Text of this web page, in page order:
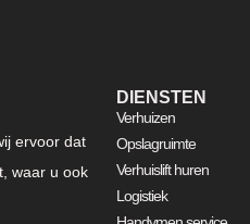
ervoor dat
waar u ook
DIENSTEN
Verhuizen
Opslagruimte
Verhuislift huren
Logistiek